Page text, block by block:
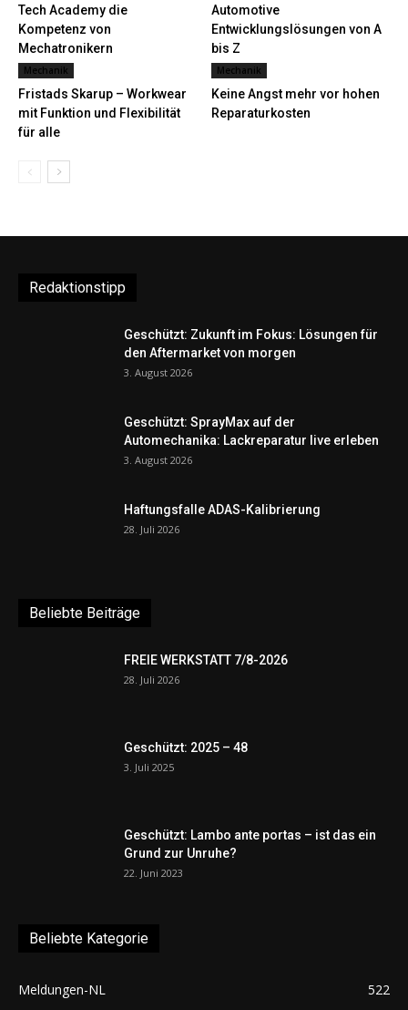
Tech Academy die
Kompetenz von
Mechatronikern
Automotive
Entwicklungslösungen von A
bis Z
Mechanik
Fristads Skarup – Workwear
mit Funktion und Flexibilität
für alle
Mechanik
Keine Angst mehr vor hohen
Reparaturkosten
Redaktionstipp
Geschützt: Zukunft im Fokus: Lösungen für
den Aftermarket von morgen
3. August 2026
Geschützt: SprayMax auf der
Automechanika: Lackreparatur live erleben
3. August 2026
Haftungsfalle ADAS-Kalibrierung
28. Juli 2026
Beliebte Beiträge
FREIE WERKSTATT 7/8-2026
28. Juli 2026
Geschützt: 2025 – 48
3. Juli 2025
Geschützt: Lambo ante portas – ist das ein
Grund zur Unruhe?
22. Juni 2023
Beliebte Kategorie
Meldungen-NL
522